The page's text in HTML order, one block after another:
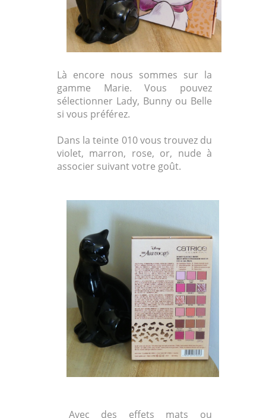
Là encore nous sommes sur la
gamme Marie. Vous pouvez
sélectionner Lady, Bunny ou Belle
si vous préférez.
Dans la teinte 010 vous trouvez du
violet, marron, rose, or, nude à
associer suivant votre goût.
Avec des effets mats ou